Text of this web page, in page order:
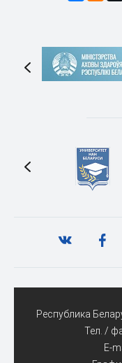
Республика
Тел. /
E-